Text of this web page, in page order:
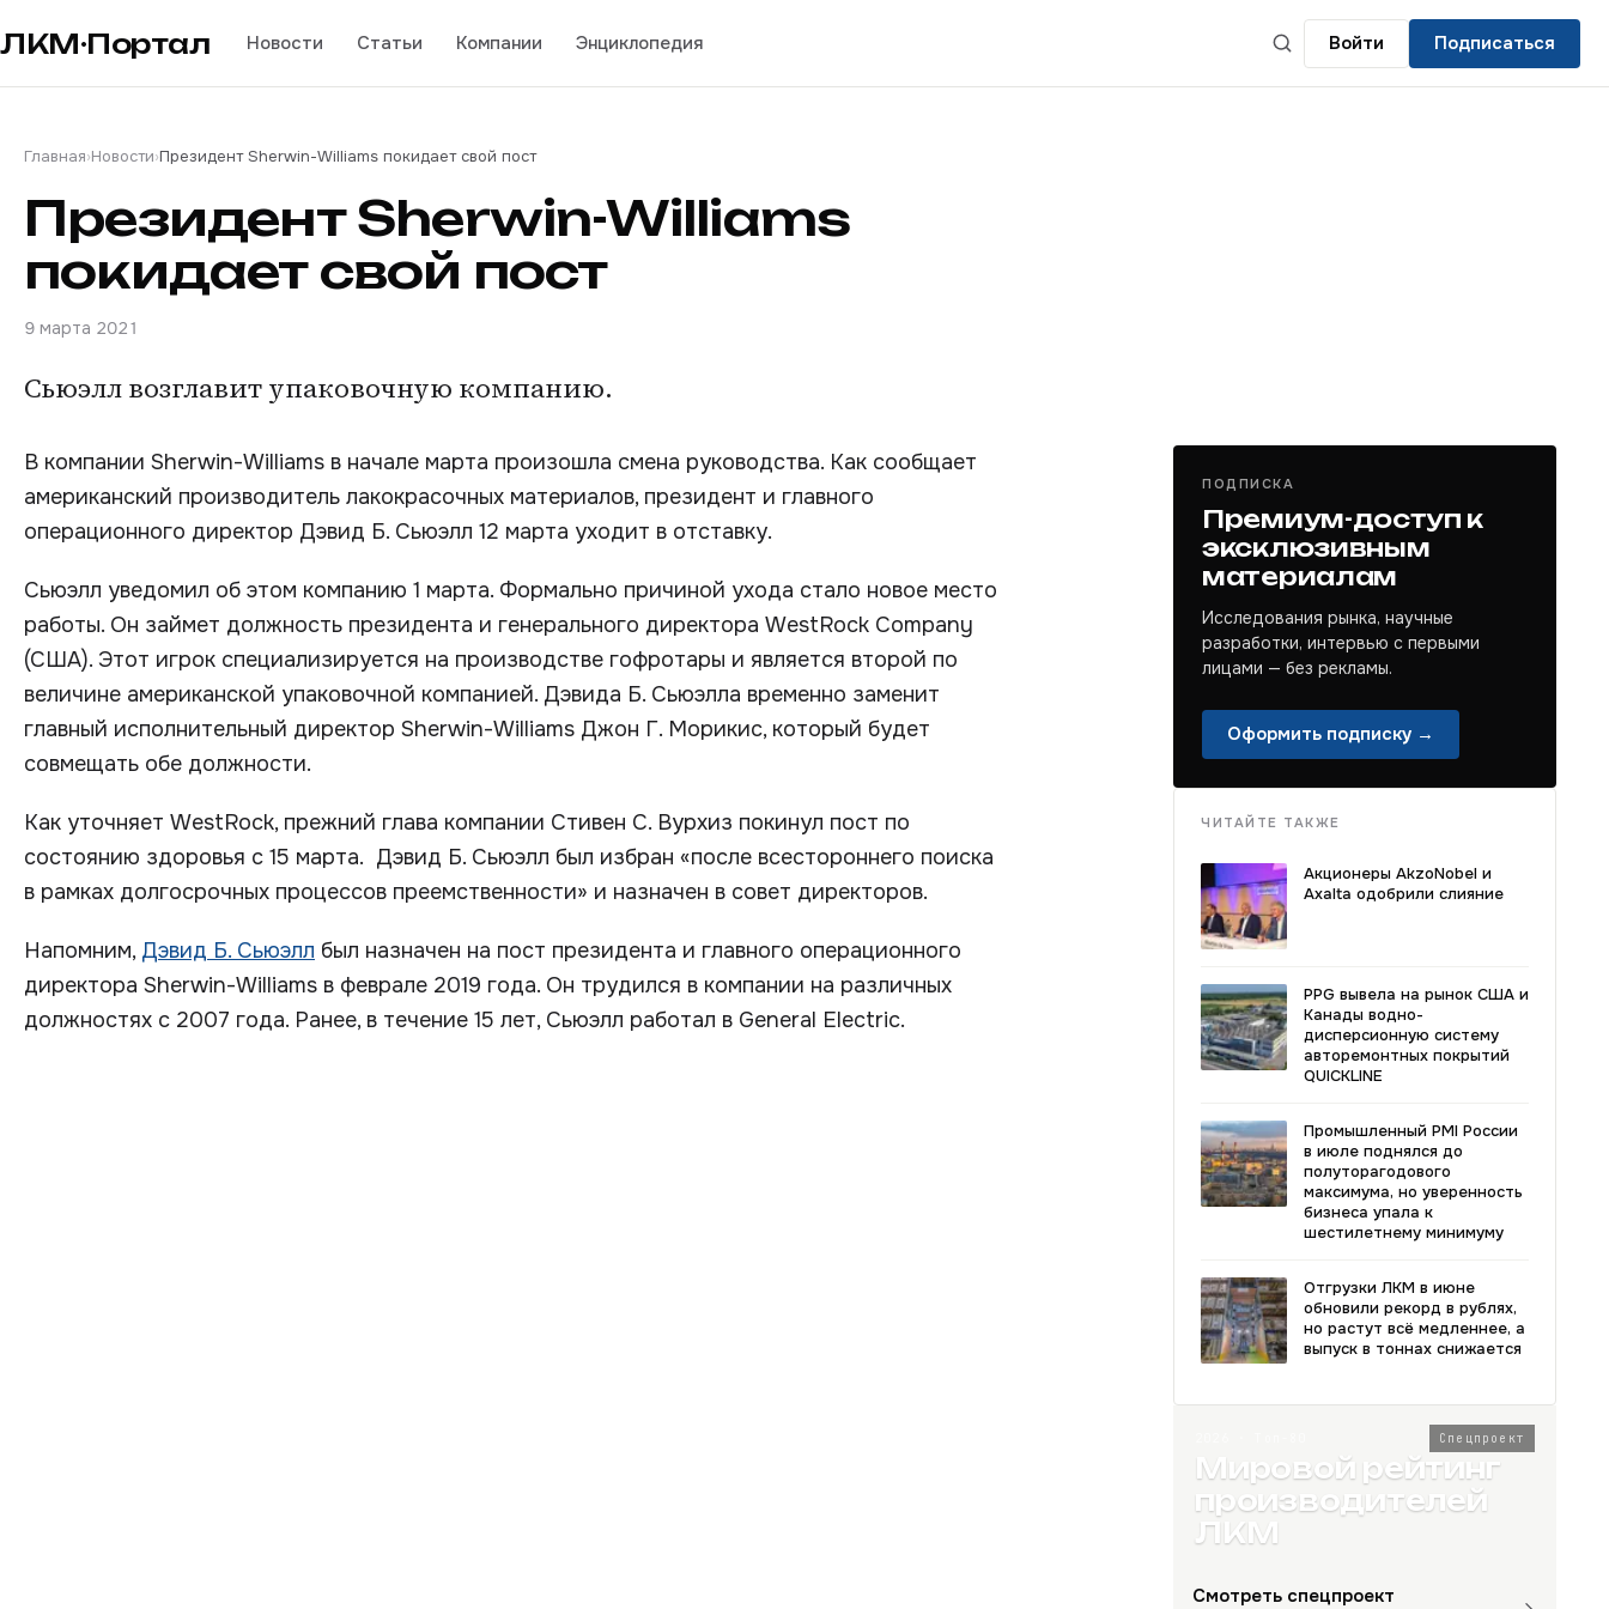
ЛКМ·Портал Новости Статьи Компании Энциклопедия Войти Подписаться
Главная›Новости›Президент Sherwin-Williams покидает свой пост
Президент Sherwin-Williams
покидает свой пост
9 марта 2021
Сьюэлл возглавит упаковочную компанию.
В компании Sherwin-Williams в начале марта произошла смена руководства. Как сообщает
американский производитель лакокрасочных материалов, президент и главного
операционного директор Дэвид Б. Сьюэлл 12 марта уходит в отставку.
Сьюэлл уведомил об этом компанию 1 марта. Формально причиной ухода стало новое место
работы. Он займет должность президента и генерального директора WestRock Company
(США). Этот игрок специализируется на производстве гофротары и является второй по
величине американской упаковочной компанией. Дэвида Б. Сьюэлла временно заменит
главный исполнительный директор Sherwin-Williams Джон Г. Морикис, который будет
совмещать обе должности.
Как уточняет WestRock, прежний глава компании Стивен С. Вурхиз покинул пост по
состоянию здоровья с 15 марта. Дэвид Б. Сьюэлл был избран «после всестороннего поиска
в рамках долгосрочных процессов преемственности» и назначен в совет директоров.
Напомним, Дэвид Б. Сьюэлл был назначен на пост президента и главного операционного
директора Sherwin-Williams в феврале 2019 года. Он трудился в компании на различных
должностях с 2007 года. Ранее, в течение 15 лет, Сьюэлл работал в General Electric.
ПОДПИСКА
Премиум-доступ к
эксклюзивным
материалам
Исследования рынка, научные
разработки, интервью с первыми
лицами — без рекламы.
Оформить подписку →
ЧИТАЙТЕ ТАКЖЕ
Акционеры AkzoNobel и
Axalta одобрили слияние
PPG вывела на рынок США и
Канады водно-
дисперсионную систему
авторемонтных покрытий
QUICKLINE
Промышленный PMI России
в июле поднялся до
полуторагодового
максимума, но уверенность
бизнеса упала к
шестилетнему минимуму
Отгрузки ЛКМ в июне
обновили рекорд в рублях,
но растут всё медленнее, а
выпуск в тоннах снижается
Спецпроект
Мировой рейтинг
производителей
ЛКМ
Смотреть спецпроект